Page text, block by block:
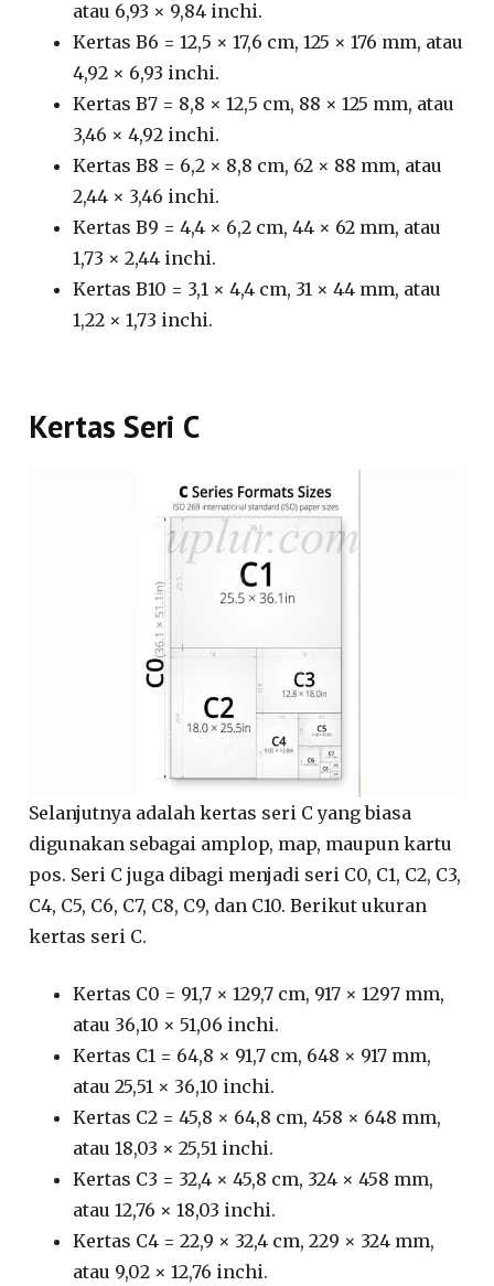
atau 6,93 × 9,84 inchi.
Kertas B6 = 12,5 × 17,6 cm, 125 × 176 mm, atau
4,92 × 6,93 inchi.
Kertas B7 = 8,8 × 12,5 cm, 88 × 125 mm, atau
3,46 × 4,92 inchi.
Kertas B8 = 6,2 × 8,8 cm, 62 × 88 mm, atau
2,44 × 3,46 inchi.
Kertas B9 = 4,4 × 6,2 cm, 44 × 62 mm, atau
1,73 × 2,44 inchi.
Kertas B10 = 3,1 × 4,4 cm, 31 × 44 mm, atau
1,22 × 1,73 inchi.
Kertas Seri C
Selanjutnya adalah kertas seri C yang biasa
digunakan sebagai amplop, map, maupun kartu
pos. Seri C juga dibagi menjadi seri C0, C1, C2, C3,
C4, C5, C6, C7, C8, C9, dan C10. Berikut ukuran
kertas seri C.
Kertas C0 = 91,7 × 129,7 cm, 917 × 1297 mm,
atau 36,10 × 51,06 inchi.
Kertas C1 = 64,8 × 91,7 cm, 648 × 917 mm,
atau 25,51 × 36,10 inchi.
Kertas C2 = 45,8 × 64,8 cm, 458 × 648 mm,
atau 18,03 × 25,51 inchi.
Kertas C3 = 32,4 × 45,8 cm, 324 × 458 mm,
atau 12,76 × 18,03 inchi.
Kertas C4 = 22,9 × 32,4 cm, 229 × 324 mm,
atau 9,02 × 12,76 inchi.